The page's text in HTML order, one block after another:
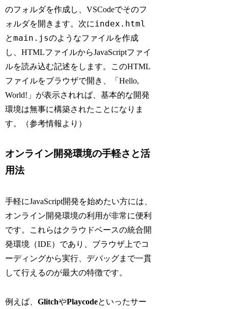
のフォルダを作成し、VSCodeでそのフ
ォルダを開きます。次に index.html
とmain.jsのようなファイルを作成
し、HTMLファイルからJavaScriptファイ
ルを読み込む記述をします。このHTML
ファイルをブラウザで開き、「Hello,
World!」が表示されれば、基本的な開発
環境は無事に構築されたことになりま
す。（参考情報より）
オンライン開発環境の手軽さと活
用法
手軽にJavaScript開発を始めたい方には、
オンライン開発環境の利用が非常に便利
です。これらはクラウドベースの統合開
発環境（IDE）であり、ブラウザ上でコ
ーディングから実行、デバッグまで一貫
して行えるのが最大の特徴です。
例えば、GlitchやPlaycodeといったサー